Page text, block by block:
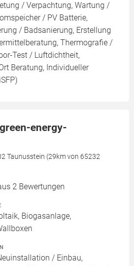
/ Verpachtung, Wartung /
/ PV Batterie,
/ Badsanierung, Erstellung
Thermografie /
Test / Luftdichtheit,
Beratung, Individueller
energy-
Taunusstein (29km von 65232
2 Bewertungen
Biogasanlage,
/ Einbau,